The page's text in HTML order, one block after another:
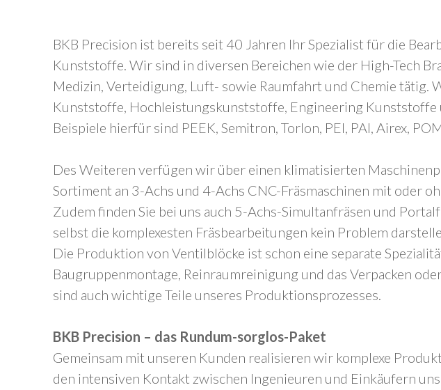
BKB Precision ist bereits seit 40 Jahren Ihr Spezialist für die
Kunststoffe. Wir sind in diversen Bereichen wie der High-Tech
Medizin, Verteidigung, Luft- sowie Raumfahrt und Chemie tätig.
Kunststoffe, Hochleistungskunststoffe, Engineering Kunststoffe
Beispiele hierfür sind PEEK, Semitron, Torlon, PEI, PAI, Airex,
Des Weiteren verfügen wir über einen klimatisierten
Sortiment an 3-Achs und 4-Achs CNC-Fräsmaschinen mit oder
Zudem finden Sie bei uns auch 5-Achs-Simultanfräsen und
selbst die komplexesten Fräsbearbeitungen kein Problem
Die Produktion von Ventilblöcke ist schon eine separate
Baugruppenmontage, Reinraumreinigung und das Verpacken
sind auch wichtige Teile unseres Produktionsprozesses.
BKB Precision – das Rundum-sorglos-Paket
Gemeinsam mit unseren Kunden realisieren wir komplexe
den intensiven Kontakt zwischen Ingenieuren und Einkäufern